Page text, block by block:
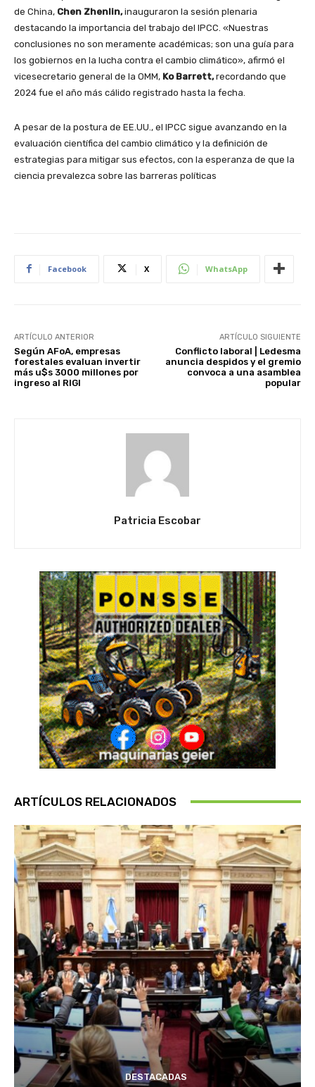
de China, Chen Zhenlin,inauguraron la sesión plenaria
destacando la importancia del trabajo del IPCC. «Nuestras
conclusiones no son meramente académicas; son una guía para
los gobiernos en la lucha contra el cambio climático», afirmó el
vicesecretario general de la OMM, Ko Barrett,recordando que
2024 fue el año más cálido registrado hasta la fecha.
A pesar de la postura de EE.UU., el IPCC sigue avanzando en la
evaluación científica del cambio climático y la definición de
estrategias para mitigar sus efectos, con la esperanza de que la
ciencia prevalezca sobre las barreras políticas
Facebook X WhatsApp
ARTÍCULO ANTERIOR
Según AFoA, empresas
forestales evaluan invertir
más u$s 3000 millones por
ingreso al RIGI
ARTÍCULO SIGUIENTE
Conflicto laboral | Ledesma
anuncia despidos y el gremio
convoca a una asamblea
popular
Patricia Escobar
ARTÍCULOS RELACIONADOS
DESTACADAS